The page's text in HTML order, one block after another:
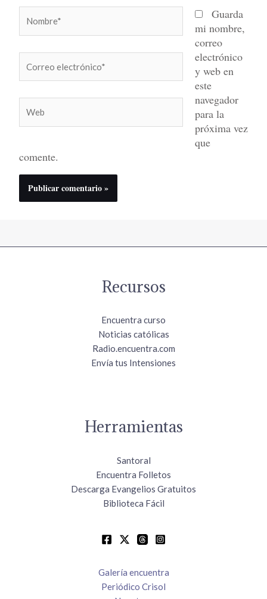
electrónico*
Guarda
mi nombre,
correo
electrónico
y web en
este
navegador
para la
próxima vez
que
comente.
Recursos
Encuentra curso
Noticias católicas
Radio.encuentra.com
Envía tus Intensiones
Herramientas
Santoral
Encuentra Folletos
Descarga Evangelios Gratuitos
Biblioteca Fácil
Galería encuentra
Periódico Crisol